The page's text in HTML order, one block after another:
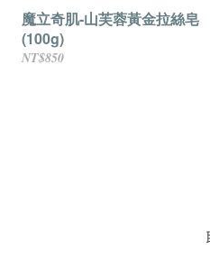
魔立奇肌-山芙蓉黃金拉絲皂
(100g)
NT$850